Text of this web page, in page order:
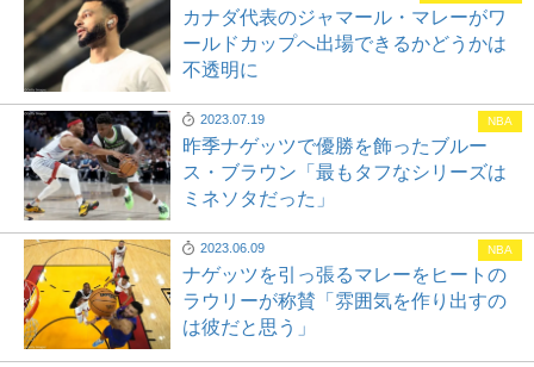
カナダ代表のジャマール・マレーがワ
ールドカップへ出場できるかどうかは
不透明に
2023.07.19
昨季ナゲッツで優勝を飾ったブルー
ス・ブラウン「最もタフなシリーズは
ミネソタだった」
NBA
2023.06.09
ナゲッツを引っ張るマレーをヒートの
ラウリーが称賛「雰囲気を作り出すの
は彼だと思う」
NBA